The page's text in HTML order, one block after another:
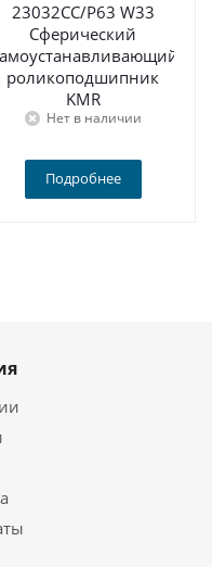
23032CC/P63 W33
Сферический
роликоподшипник
KMR
Нет в наличии
Подробнее